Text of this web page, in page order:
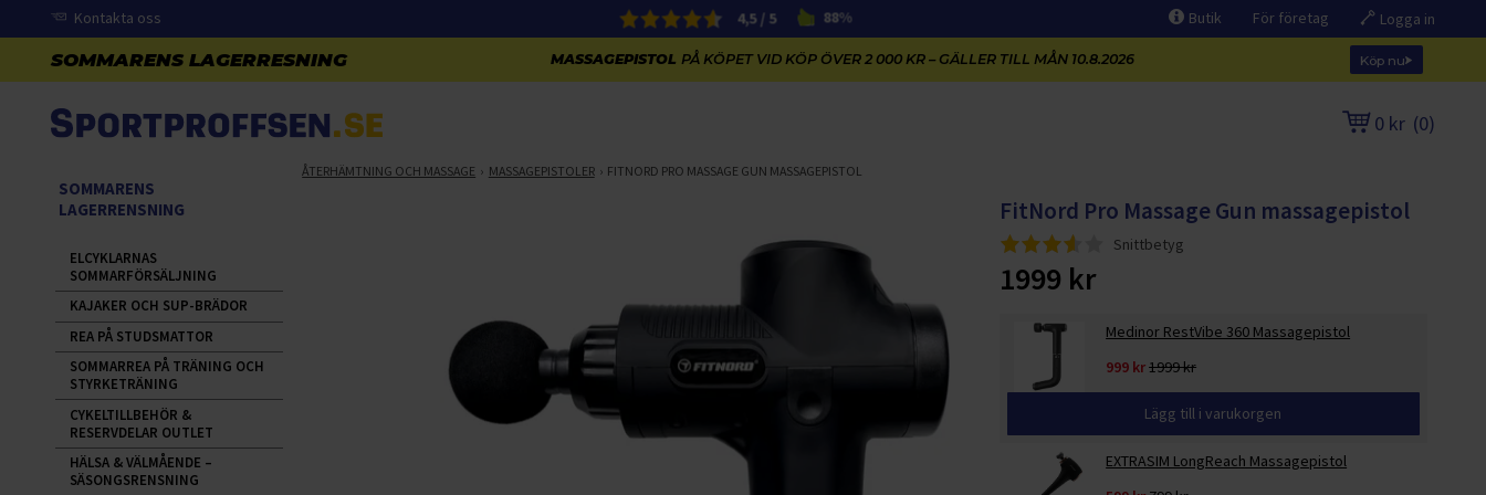
Kontakta oss 4,5 / 5 88% Butik För företag Logga in
MASSAGEPISTOL PÅ KÖPET VID KÖP ÖVER 2 000 KR – GÄLLER TILL MÅN 10.8.2026 Köp nu
0 kr (0)
ÅTERHÄMTNING OCH MASSAGE MASSAGEPISTOLER FITNORD PRO MASSAGE GUN MASSAGEPISTOL
FitNord Pro Massage Gun massagepistol
Snittbetyg
1999 kr
Medinor RestVibe 360 Massagepistol
999 kr1999 kr
Lägg till i varukorgen
EXTRASIM LongReach Massagepistol
SOMMARENS
LAGERRENSNING
ELCYKLARNAS
SOMMARFÖRSÄLJNING
KAJAKER OCH SUP-BRÄDOR
REA PÅ STUDSMATTOR
SOMMARREA PÅ TRÄNING OCH
STYRKETRÄNING
CYKELTILLBEHÖR &
RESERVDELAR OUTLET
HÄLSA & VÄLMÅENDE –
SÄSONGSRENSNING